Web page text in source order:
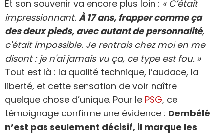
Et son souvenir va encore plus loin : « C’était
impressionnant. À 17 ans, frapper comme ça
des deux pieds, avec autant de personnalité,
c'était impossible. Je rentrais chez moi en me
disant : je n'ai jamais vu ça, ce type est fou. »
Tout est là : la qualité technique, l’audace, la
liberté, et cette sensation de voir naître
quelque chose d’unique. Pour le PSG, ce
témoignage confirme une évidence : Dembélé
n’est pas seulement décisif, il marque les